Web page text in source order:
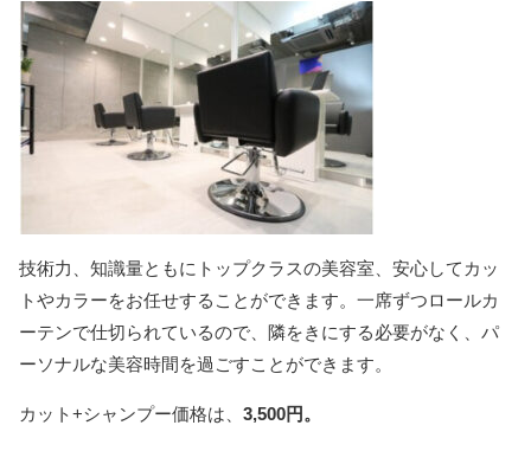
技術力、知識量ともにトップクラスの美容室、安心してカッ
トやカラーをお任せすることができます。一席ずつロールカ
ーテンで仕切られているので、隣をきにする必要がなく、パ
ーソナルな美容時間を過ごすことができます。
カット+シャンプー価格は、 3,500円。